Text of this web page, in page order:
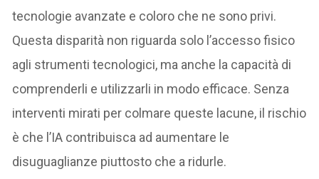
tecnologie avanzate e coloro che ne sono privi.
Questa disparità non riguarda solo l’accesso fisico
agli strumenti tecnologici, ma anche la capacità di
comprenderli e utilizzarli in modo efficace. Senza
interventi mirati per colmare queste lacune, il rischio
è che l’IA contribuisca ad aumentare le
disuguaglianze piuttosto che a ridurle.